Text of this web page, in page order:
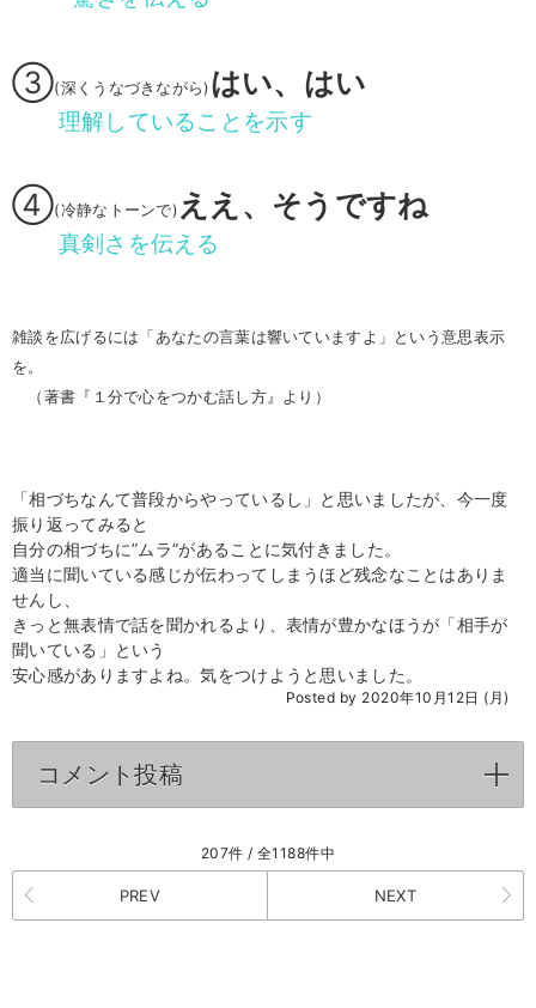
③(深くうなづきながら) はい、はい
理解していることを示す
④(冷静なトーンで) ええ、そうですね
真剣さを伝える
雑談を広げるには「あなたの言葉は響いていますよ」という意思表示
を。
（著書『１分で心をつかむ話し方』より）
「相づちなんて普段からやっているし」と思いましたが、今一度
振り返ってみると
自分の相づちに”ムラ”があることに気付きました。
適当に聞いている感じが伝わってしまうほど残念なことはありま
せんし、
きっと無表情で話を聞かれるより、表情が豊かなほうが「相手が
聞いている」という
安心感がありますよね。気をつけようと思いました。
Posted by 2020年10月12日 (月)
コメント投稿
207件 / 全1188件中
PREV NEXT